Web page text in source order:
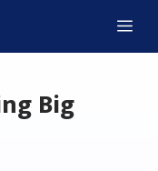
Big